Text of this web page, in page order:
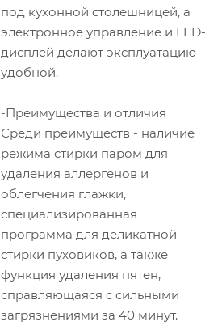
под кухонной столешницей, а
электронное управление и LED-
дисплей делают эксплуатацию
удобной.
-Преимущества и отличия
Среди преимуществ - наличие
режима стирки паром для
удаления аллергенов и
облегчения глажки,
специализированная
программа для деликатной
стирки пуховиков, а также
функция удаления пятен,
справляющаяся с сильными
загрязнениями за 40 минут.